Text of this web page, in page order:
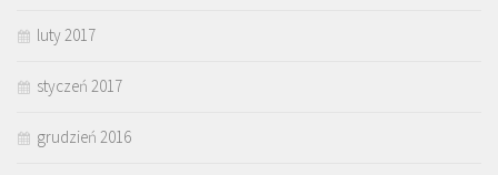
luty 2017
styczeń 2017
grudzień 2016